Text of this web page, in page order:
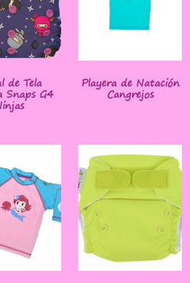
de Tela
Snaps G4
Playera de Natación
Cangrejos